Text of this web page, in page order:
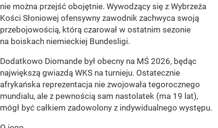
nie można przejść obojętnie. Wywodzący się z Wybrzeża
Kości Słoniowej ofensywny zawodnik zachwyca swoją
przebojowością, którą czarował w ostatnim sezonie
na boiskach niemieckiej Bundesligi.
Dodatkowo Diomande był obecny na MŚ 2026, będąc
największą gwiazdą WKS na turnieju. Ostatecznie
afrykańska reprezentacja nie zwojowała tegorocznego
mundialu, ale z pewnością sam nastolatek (ma 19 lat),
mógł być całkiem zadowolony z indywidualnego występu.